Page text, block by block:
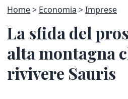
Home Economia Imprese
La sfida del
alta montagna
rivivere Sauris